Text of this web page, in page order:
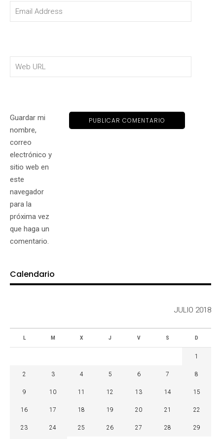
Guardar mi
nombre,
correo
electrónico y
sitio web en
este
navegador
para la
próxima vez
que haga un
comentario.
Calendario
JULIO 2018
L M X J V S D
1
2 3 4 5 6 7 8
9 10 11 12 13 14 15
16 17 18 19 20 21 22
23 24 25 26 27 28 29